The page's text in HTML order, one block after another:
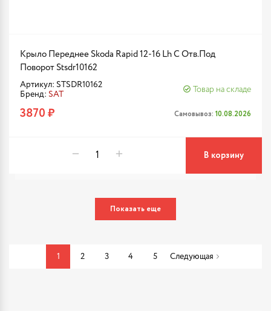
Крыло Переднее Skoda Rapid 12-16 Lh С Отв.Под
Поворот Stsdr10162
Артикул: STSDR10162
Бренд: SAT
Товар на складе
3870 ₽ Самовывоз: 10.08.2026
В корзину
Показать еще
1 2 3 4 5 Следующая